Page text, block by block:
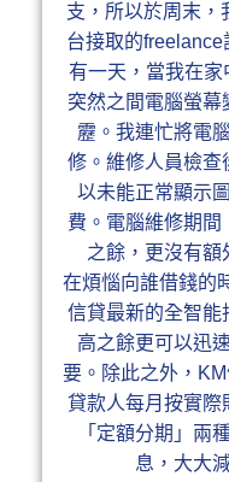
支，所以於周末，
台接取的freelance
有一天，當我在家
突然之間電腦螢幕
靂。我連忙將電
修。維修人員檢查
以未能正常顯示
費。電腦維修期
之餘，更沒有額
在煩惱向誰借錢的
信貸最新的全智能
高之餘更可以迅
要。除此之外，
貸款人每月按實際
「定額分期」兩
息，大大